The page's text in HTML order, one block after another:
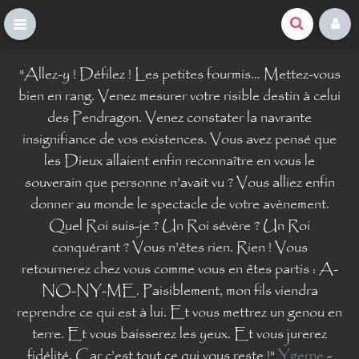
"Allez-y ! Défilez ! Les petites fourmis… Mettez-vous
bien en rang. Venez mesurer votre risible destin à celui
des Pendragon. Venez constater la navrante
insignifiance de vos existences. Vous avez pensé que
les Dieux allaient enfin reconnaître en vous le
souverain que personne n’avait vu ? Vous alliez enfin
donner au monde le spectacle de votre avènement.
Quel Roi suis-je ? Un Roi sévère ? Un Roi
conquérant ? Vous n’êtes rien. Rien ! Vous
retournerez chez vous comme vous en êtes partis : A-
NO-NY-ME. Paisiblement, mon fils viendra
reprendre ce qui est à lui. Et vous mettrez un genou en
terre. Et vous baisserez les yeux. Et vous jurerez